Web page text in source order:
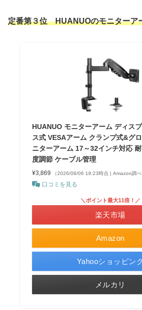
定番第３位 HUANUOのモニターア
HUANUO モニターアーム ディス
ス式 VESAアーム クランプ式&グ
ニターアーム 17～32インチ対応
度調節 ケーブル管理
¥3,869 （2026/08/06 19:23時点 | Amazon調べ
口コミを見る
Amazon
＼ポイント最大11倍！／
楽天市場
Yahooショッピン
メルカリ